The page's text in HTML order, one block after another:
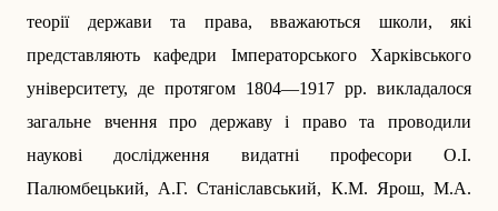
теорії держави та права, вважаються школи, які
представляють кафедри Імператорського Харківського
університету, де протягом 1804—1917 рр. викладалося
загальне вчення про державу і право та проводили
наукові дослідження видатні професори О.І.
Палюмбецький, А.Г. Станіславський, К.М. Ярош, М.А.